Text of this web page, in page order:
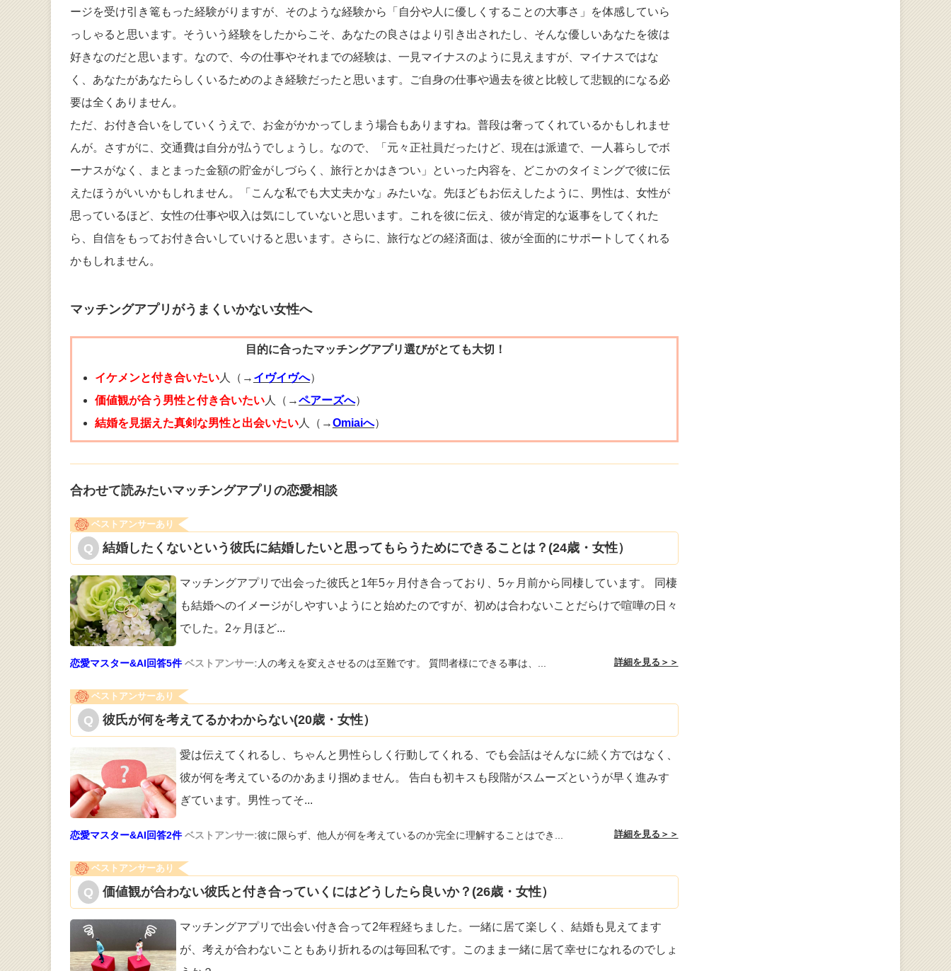
ージを受け引き篭もった経験がりますが、そのような経験から「自分や人に優しくすることの大事さ」を体感していら
っしゃると思います。そういう経験をしたからこそ、あなたの良さはより引き出されたし、そんな優しいあなたを彼は
好きなのだと思います。なので、今の仕事やそれまでの経験は、一見マイナスのように見えますが、マイナスではな
く、あなたがあなたらしくいるためのよき経験だったと思います。ご自身の仕事や過去を彼と比較して悲観的になる必
要は全くありません。
ただ、お付き合いをしていくうえで、お金がかかってしまう場合もありますね。普段は奢ってくれているかもしれませ
んが。さすがに、交通費は自分が払うでしょうし。なので、「元々正社員だったけど、現在は派遣で、一人暮らしでボ
ーナスがなく、まとまった金額の貯金がしづらく、旅行とかはきつい」といった内容を、どこかのタイミングで彼に伝
えたほうがいいかもしれません。「こんな私でも大丈夫かな」みたいな。先ほどもお伝えしたように、男性は、女性が
思っているほど、女性の仕事や収入は気にしていないと思います。これを彼に伝え、彼が肯定的な返事をしてくれた
ら、自信をもってお付き合いしていけると思います。さらに、旅行などの経済面は、彼が全面的にサポートしてくれる
かもしれません。
マッチングアプリがうまくいかない女性へ
目的に合ったマッチングアプリ選びがとても大切！
イケメンと付き合いたい人（→ イヴイヴへ）
価値観が合う男性と付き合いたい人（→ペアーズへ）
結婚を見据えた真剣な男性と出会いたい人（→Omiaiへ）
合わせて読みたいマッチングアプリの恋愛相談
ベストアンサーあり
結婚したくないという彼氏に結婚したいと思ってもらうためにできることは？(24歳・女性）
マッチングアプリで出会った彼氏と1年5ヶ月付き合っており、5ヶ月前から同棲しています。 同棲
も結婚へのイメージがしやすいようにと始めたのですが、初めは合わないことだらけで喧嘩の日々
でした。2ヶ月ほど...
恋愛マスター&AI回答5件 ベストアンサー: 人の考えを変えさせるのは至難です。 質問者様にできる事は、... 詳細を見る＞＞
ベストアンサーあり
彼氏が何を考えてるかわからない(20歳・女性）
愛は伝えてくれるし、ちゃんと男性らしく行動してくれる、でも会話はそんなに続く方ではなく、
彼が何を考え ているのかあまり掴めません。 告白も初キスも段階がスムーズというが早く進みす
ぎています。男性ってそ...
恋愛マスター&AI回答2件 ベストアンサー:彼に限らず、他人が何を考えているのか完全に理解することはでき... 詳細を見る＞＞
ベストアンサーあり
価値観が合わない彼氏と付き合っていくにはどうしたら良いか？(26歳・女性）
マッチングアプリで出会い付き合って2年程経ちました。一緒に居て楽しく、結婚も見えてます
が、考えが合わないこともあり折れるのは毎回私です。このまま一緒に居て幸せになれるのでしょ